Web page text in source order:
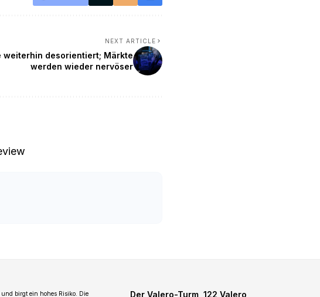
NEXT ARTICLE
weiterhin desorientiert; Märkte
werden wieder nervöser
birgt ein hohes Risiko. Die Der Valero-Turm, 122 Valero